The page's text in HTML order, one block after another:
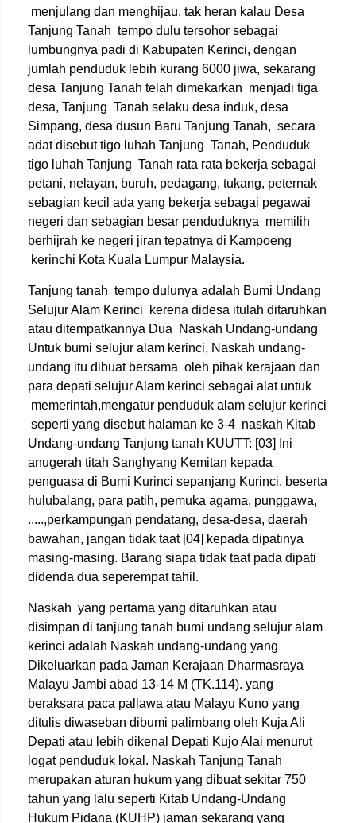
menjulang dan menghijau, tak heran kalau Desa
Tanjung Tanah tempo dulu tersohor sebagai
lumbungnya padi di Kabupaten Kerinci, dengan
jumlah penduduk lebih kurang 6000 jiwa, sekarang
desa Tanjung Tanah telah dimekarkan menjadi tiga
desa, Tanjung Tanah selaku desa induk, desa
Simpang, desa dusun Baru Tanjung Tanah, secara
adat disebut tigo luhah Tanjung Tanah, Penduduk
tigo luhah Tanjung Tanah rata rata bekerja sebagai
petani, nelayan, buruh, pedagang, tukang, peternak
sebagian kecil ada yang bekerja sebagai pegawai
negeri dan sebagian besar penduduknya memilih
berhijrah ke negeri jiran tepatnya di Kampoeng
kerinchi Kota Kuala Lumpur Malaysia.
Tanjung tanah tempo dulunya adalah Bumi Undang
Selujur Alam Kerinci kerena didesa itulah ditaruhkan
atau ditempatkannya Dua Naskah Undang-undang
Untuk bumi selujur alam kerinci, Naskah undang-
undang itu dibuat bersama oleh pihak kerajaan dan
para depati selujur Alam kerinci sebagai alat untuk
memerintah,mengatur penduduk alam selujur kerinci
seperti yang disebut halaman ke 3-4 naskah Kitab
Undang-undang Tanjung tanah KUUTT: [03] Ini
anugerah titah Sanghyang Kemitan kepada
penguasa di Bumi Kurinci sepanjang Kurinci, beserta
hulubalang, para patih, pemuka agama, punggawa,
.....,perkampungan pendatang, desa-desa, daerah
bawahan, jangan tidak taat [04] kepada dipatinya
masing-masing. Barang siapa tidak taat pada dipati
didenda dua seperempat tahil.
Naskah yang pertama yang ditaruhkan atau
disimpan di tanjung tanah bumi undang selujur alam
kerinci adalah Naskah undang-undang yang
Dikeluarkan pada Jaman Kerajaan Dharmasraya
Malayu Jambi abad 13-14 M (TK.114). yang
beraksara paca pallawa atau Malayu Kuno yang
ditulis diwaseban dibumi palimbang oleh Kuja Ali
Depati atau lebih dikenal Depati Kujo Alai menurut
logat penduduk lokal. Naskah Tanjung Tanah
merupakan aturan hukum yang dibuat sekitar 750
tahun yang lalu seperti Kitab Undang-Undang
Hukum Pidana (KUHP) jaman sekarang yang